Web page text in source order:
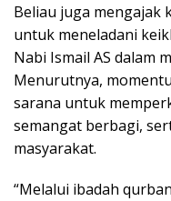
Beliau juga mengajak
untuk meneladani
Nabi Ismail AS dalam
Menurutnya,
sarana untuk
semangat berbagi,
masyarakat.
“Melalui ibadah